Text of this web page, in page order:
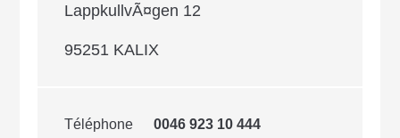
LappkullvÃ¤gen 12
95251 KALIX
Téléphone 0046 923 10 444